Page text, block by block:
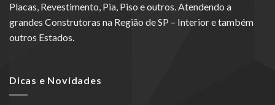
Placas, Revestimento, Pia, Piso e outros. Atendendo a
grandes Construtoras na Região de SP – Interior e também
outros Estados.
Dicas e Novidades